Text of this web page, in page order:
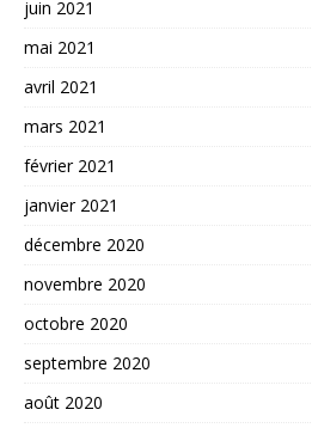
juin 2021
mai 2021
avril 2021
mars 2021
février 2021
janvier 2021
décembre 2020
novembre 2020
octobre 2020
septembre 2020
août 2020